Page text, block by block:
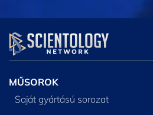
MŰSORNÉZÉS MŰSORNÉZÉS
MŰSOROK
Saját gyártású sorozat